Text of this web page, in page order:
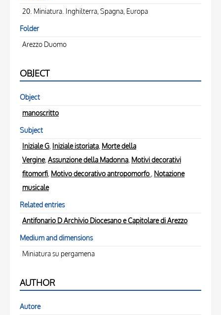
20. Miniatura. Inghilterra, Spagna, Europa
Folder
Arezzo Duomo
OBJECT
Object
manoscritto
Subject
Iniziale G, Iniziale istoriata, Morte della
Vergine,Assunzione della Madonna, Motivi decorativi
fitomorfi, Motivo decorativo antropomorfo , Notazione
musicale
Related entries
Antifonario D Archivio Diocesano e Capitolare di Arezzo
Medium and dimensions
Miniatura su pergamena
AUTHOR
Autore